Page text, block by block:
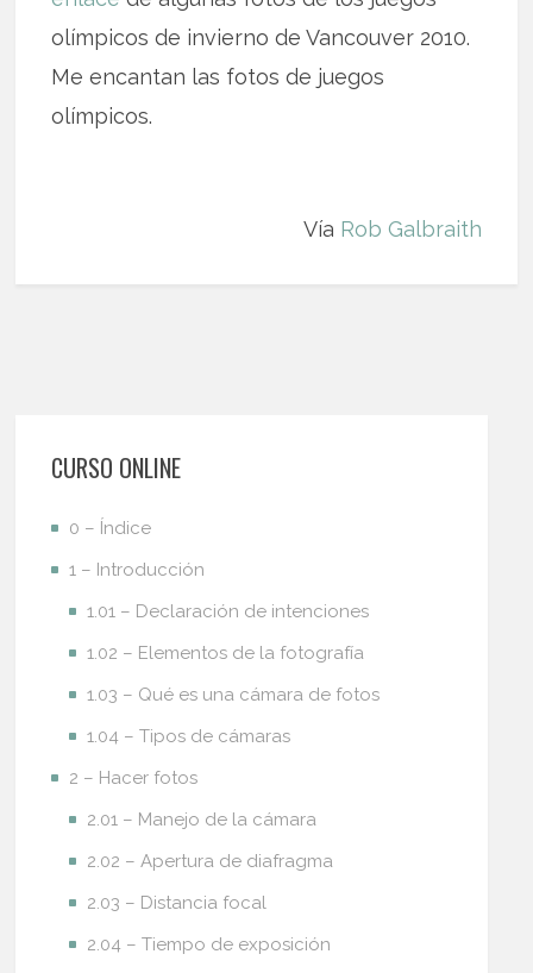
olímpicos de invierno de Vancouver 2010.
Me encantan las fotos de juegos
olímpicos.
Vía Rob Galbraith
CURSO ONLINE
0 – Índice
1 – Introducción
1.01 – Declaración de intenciones
1.02 – Elementos de la fotografía
1.03 – Qué es una cámara de fotos
1.04 – Tipos de cámaras
2 – Hacer fotos
2.01 – Manejo de la cámara
2.02 – Apertura de diafragma
2.03 – Distancia focal
2.04 – Tiempo de exposición